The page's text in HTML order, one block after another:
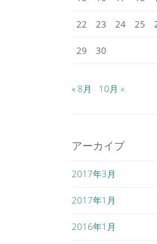
22 23 24 25
29 30
« 8月 10月 »
アーカイブ
2017年3月
2017年1月
2016年1月